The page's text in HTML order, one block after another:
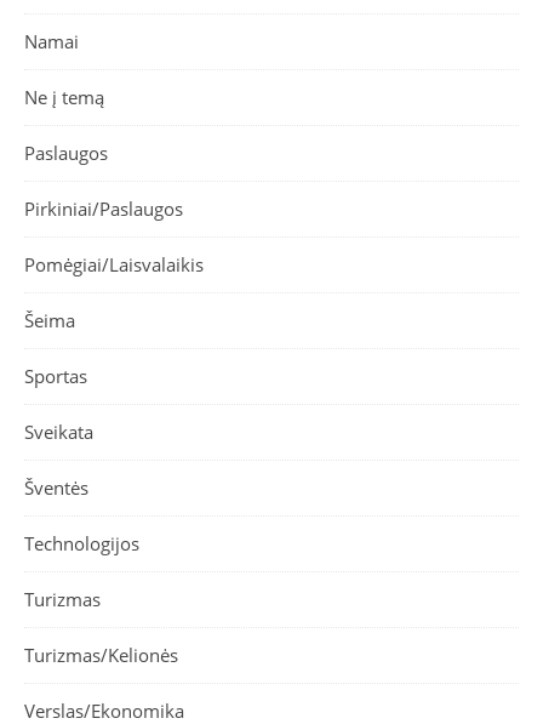
Namai
Ne į temą
Paslaugos
Pirkiniai/Paslaugos
Pomėgiai/Laisvalaikis
Šeima
Sportas
Sveikata
Šventės
Technologijos
Turizmas
Turizmas/Kelionės
Verslas/Ekonomika